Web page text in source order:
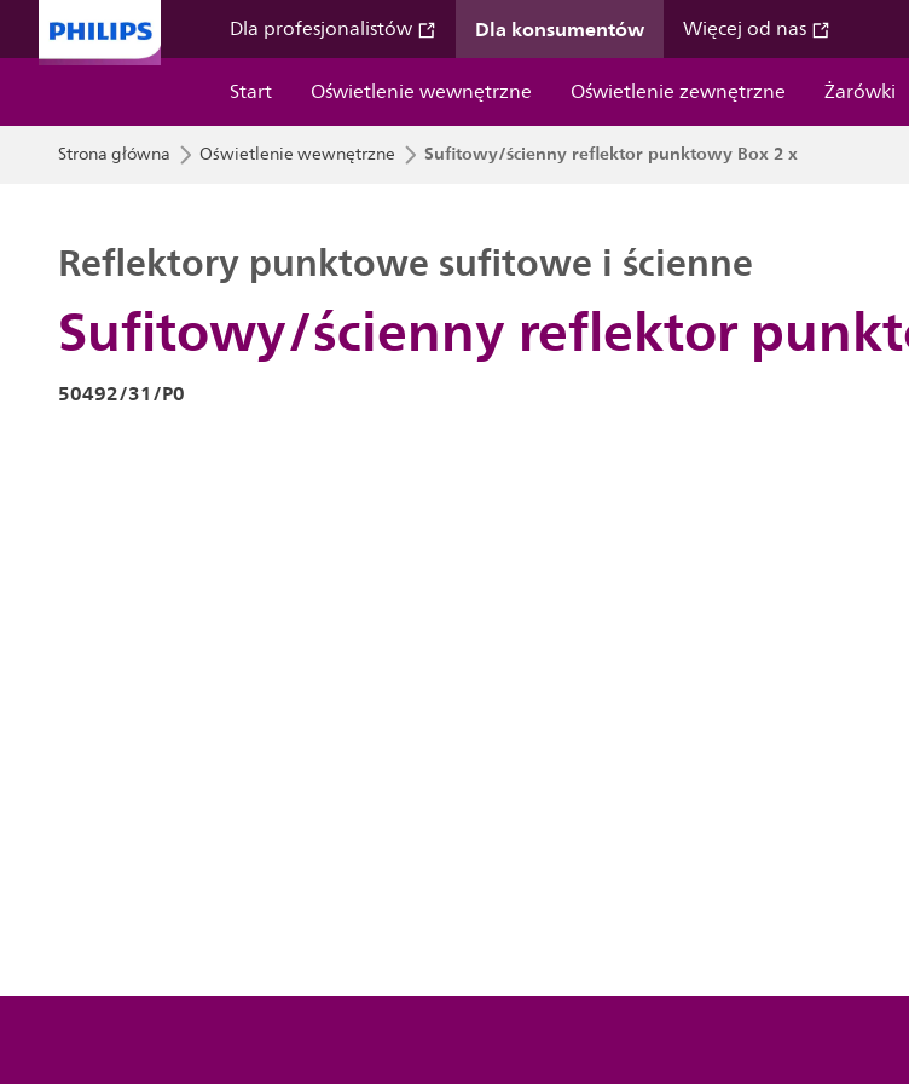
Dla profesjonalistów Dla konsumentów Więcej od nas
Start
Oświetlenie wewnętrzne Oświetlenie zewnętrzne Żarówki
Strona główna Oświetlenie wewnętrzne Sufitowy/ścienny reflektor punktowy Box 2 x
Sufitowy/ścienny reflektor
Reflektory punktowe sufitowe i ścienne
50492/31/P0